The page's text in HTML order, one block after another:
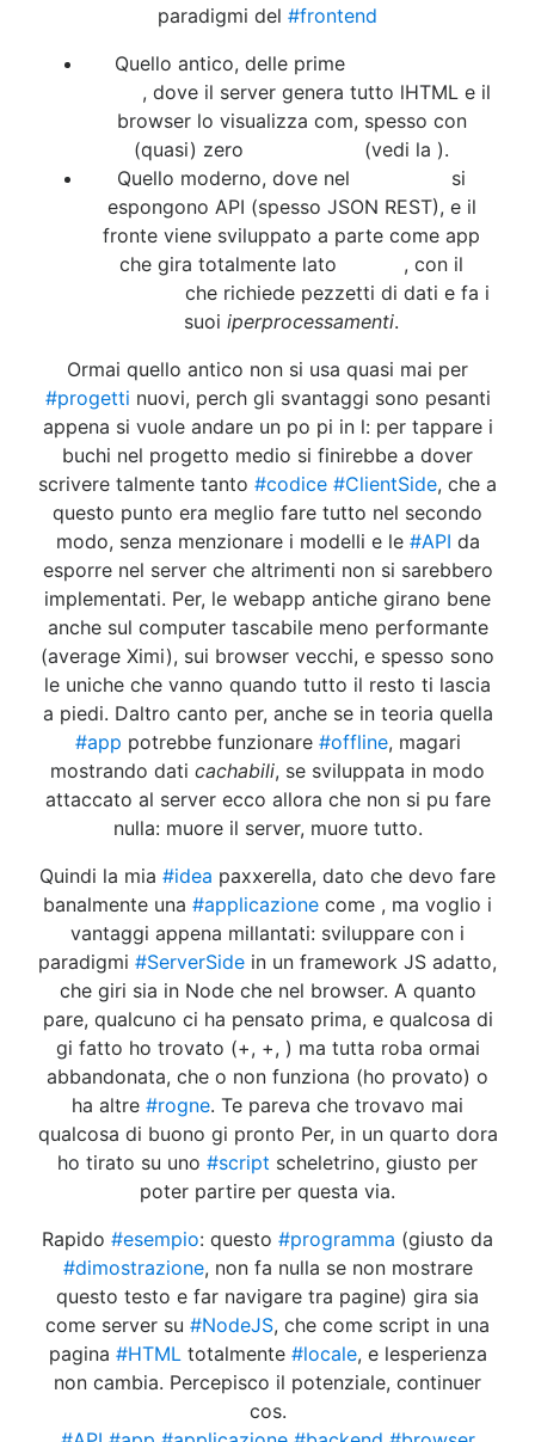
paradigmi del #frontend
Quello antico, delle prime
, dove il server genera tutto lHTML e il
browser lo visualizza com, spesso con
(quasi) zero
(vedi la ).
Quello moderno, dove nel
si
espongono API (spesso JSON REST), e il
fronte viene sviluppato a parte come app
che gira totalmente lato
, con il
che richiede pezzetti di dati e fa i
suoi iperprocessamenti.
Ormai quello antico non si usa quasi mai per
#progetti nuovi, perch gli svantaggi sono pesanti
appena si vuole andare un po pi in l: per tappare i
buchi nel progetto medio si finirebbe a dover
scrivere talmente tanto #codice #ClientSide, che a
questo punto era meglio fare tutto nel secondo
modo, senza menzionare i modelli e le #API da
esporre nel server che altrimenti non si sarebbero
implementati. Per, le webapp antiche girano bene
anche sul computer tascabile meno performante
(average Ximi), sui browser vecchi, e spesso sono
le uniche che vanno quando tutto il resto ti lascia
a piedi. Daltro canto per, anche se in teoria quella
#app potrebbe funzionare #offline, magari
mostrando dati cachabili, se sviluppata in modo
attaccato al server ecco allora che non si pu fare
nulla: muore il server, muore tutto.
Quindi la mia #idea paxxerella, dato che devo fare
banalmente una #applicazione come , ma voglio i
vantaggi appena millantati: sviluppare con i
paradigmi #ServerSide in un framework JS adatto,
che giri sia in Node che nel browser. A quanto
pare, qualcuno ci ha pensato prima, e qualcosa di
gi fatto ho trovato (+, +, ) ma tutta roba ormai
abbandonata, che o non funziona (ho provato) o
ha altre #rogne. Te pareva che trovavo mai
qualcosa di buono gi pronto Per, in un quarto dora
ho tirato su uno #script scheletrino, giusto per
poter partire per questa via.
Rapido #esempio: questo #programma (giusto da
#dimostrazione, non fa nulla se non mostrare
questo testo e far navigare tra pagine) gira sia
come server su #NodeJS, che come script in una
pagina #HTML totalmente #locale, e lesperienza
non cambia. Percepisco il potenziale, continuer
cos.